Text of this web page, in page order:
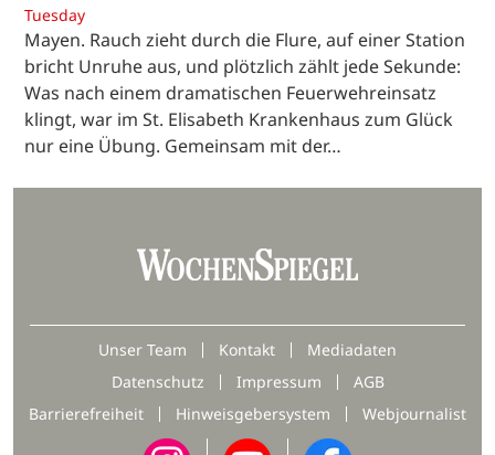
Tuesday
Mayen. Rauch zieht durch die Flure, auf einer Station
bricht Unruhe aus, und plötzlich zählt jede Sekunde:
Was nach einem dramatischen Feuerwehreinsatz
klingt, war im St. Elisabeth Krankenhaus zum Glück
nur eine Übung. Gemeinsam mit der…
Unser Team Kontakt
Mediadaten
Datenschutz
Impressum
AGB
Barrierefreiheit
Hinweisgebersystem Webjournalist